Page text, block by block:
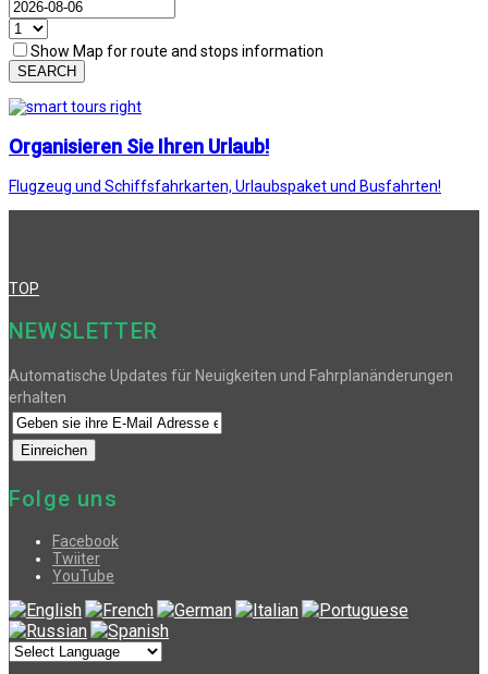
Show Map for route and stops information
SEARCH
Organisieren Sie Ihren Urlaub!
Flugzeug und Schiffsfahrkarten, Urlaubspaket und Busfahrten!
TOP
NEWSLETTER
Automatische Updates für Neuigkeiten und Fahrplanänderungen
erhalten
Folge uns
Facebook
Twiiter
YouTube